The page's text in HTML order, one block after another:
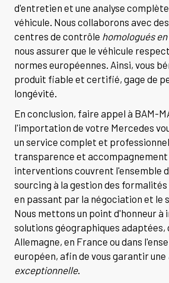
d'entretien et une analyse
véhicule. Nous collaborons avec
centres de contrôle homologués
nous assurer que le véhicule
normes européennes. Ainsi, vous
produit fiable et certifié, gage de
longévité.
En conclusion, faire appel à BAM-
l'importation de votre Mercedes
un service complet et
transparence et accompagnement
interventions couvrent l'ensemble
sourcing à la gestion des
en passant par la négociation et le
Nous mettons un point d'honneur à
solutions géographiques adaptées,
Allemagne, en France ou dans
européen, afin de vous garantir une
exceptionnelle.